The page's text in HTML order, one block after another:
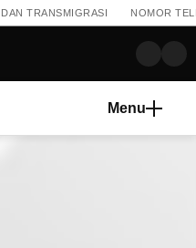
TRANSMIGRASI NOMOR
Menu